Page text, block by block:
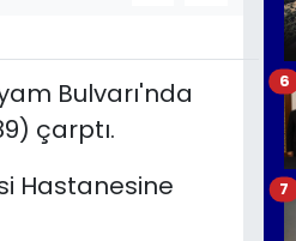
Bulvarı'nda
çarptı.
Hastanesine
6
7